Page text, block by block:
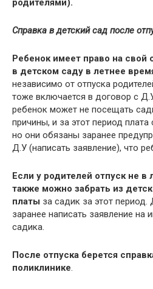
Справка в детский сад после
Ребенок имеет право на свой
в детском саду в летнее
независимо от отпуска
тоже включается в договор с
ребенок может не посещать
причины, и за этот период плата
но они обязаны заранее
Д.У (написать заявление), что
Если у родителей отпуск не в
также можно забрать из
платы за садик за этот период.
заранее написать заявление на
садика.
После отпуска берется
поликлинике